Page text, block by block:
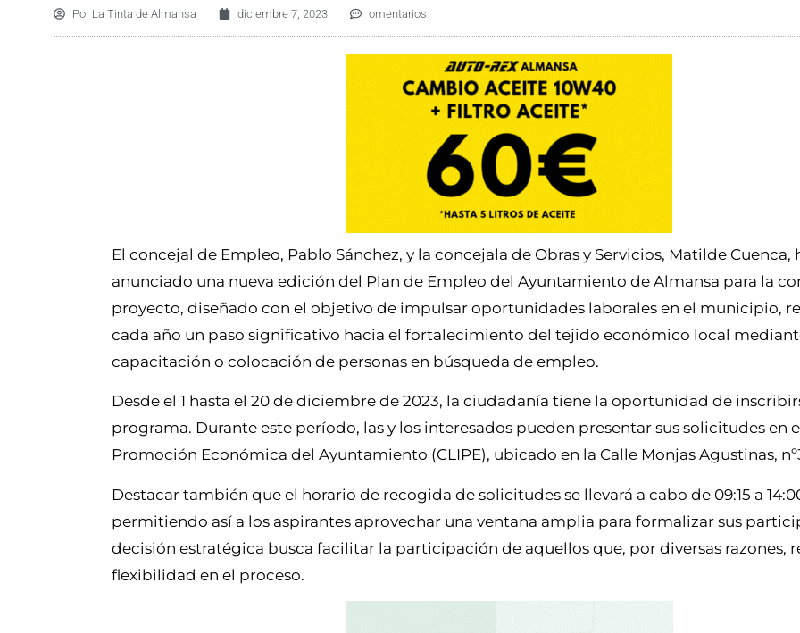
Por La Tinta de Almansa diciembre 7, 2023 omentarios
El concejal de Empleo, Pablo Sánchez, y la concejala de Obras y Servicios, Matilde Cuenca,
anunciado una nueva edición del Plan de Empleo del Ayuntamiento de Almansa para la
proyecto, diseñado con el objetivo de impulsar oportunidades laborales en el municipio,
cada año un paso significativo hacia el fortalecimiento del tejido económico local
capacitación o colocación de personas en búsqueda de empleo.
Desde el 1 hasta el 20 de diciembre de 2023, la ciudadanía tiene la oportunidad de
programa. Durante este período, las y los interesados pueden presentar sus solicitudes en
Promoción Económica del Ayuntamiento (CLIPE), ubicado en la Calle Monjas Agustinas,
Destacar también que el horario de recogida de solicitudes se llevará a cabo de 09:15 a
permitiendo así a los aspirantes aprovechar una ventana amplia para formalizar sus
decisión estratégica busca facilitar la participación de aquellos que, por diversas razones,
flexibilidad en el proceso.